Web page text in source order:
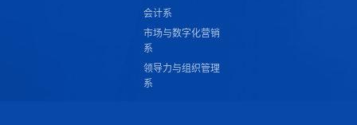
会计系
市场与数字化营销
系
领导力与组织管理
系